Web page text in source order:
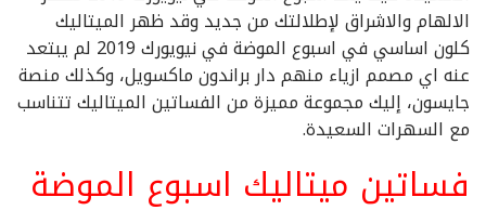
الالهام والاشراق لإطلالتك من جديد وقد ظهر الميتاليك
كلون اساسي في اسبوع الموضة في نيويورك 2019 لم يبتعد
عنه اي مصمم ازياء منهم دار براندون ماكسويل، وكذلك منصة
جايسون، إليك مجموعة مميزة من الفساتين الميتاليك تتناسب
مع السهرات السعيدة.
فساتين ميتاليك اسبوع الموضة